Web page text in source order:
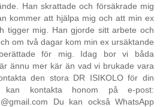
Han skrattade och försäkrade mig
kommer att hjälpa mig och att min ex
tigger mig. Han gjorde sitt arbete och
om två dagar kom min ex ursäktande
för mig. Idag bor vi båda
ännu mer kär än vad vi brukade vara
den stora DR ISIKOLO för din
kontakta honom på e-post:
Du kan också WhatsApp